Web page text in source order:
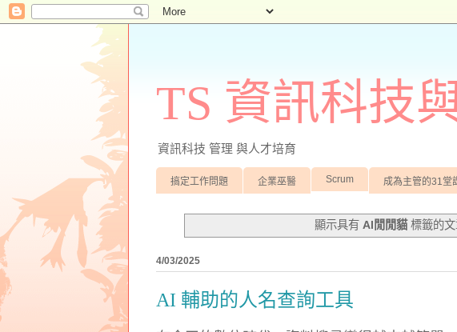
TS 資訊科技
資訊科技 管理 與人才培育
搞定工作問題 企業巫醫 Scrum 成為主管的31堂
顯示具有 AI閒閒貓標籤的文
4/03/2025
AI 輔助的人名查詢工具